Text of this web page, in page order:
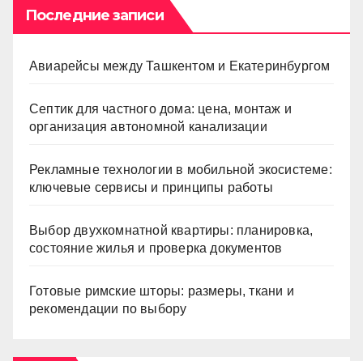
Последние записи
Авиарейсы между Ташкентом и Екатеринбургом
Септик для частного дома: цена, монтаж и
организация автономной канализации
Рекламные технологии в мобильной экосистеме:
ключевые сервисы и принципы работы
Выбор двухкомнатной квартиры: планировка,
состояние жилья и проверка документов
Готовые римские шторы: размеры, ткани и
рекомендации по выбору